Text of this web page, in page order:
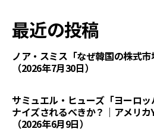
最近の投稿
ノア・スミス「なぜ韓国の株式市
（2026年7月30日）
サミュエル・ヒューズ「ヨーロ
ナイズされるべきか？｜アメリカ
（2026年6月9日）